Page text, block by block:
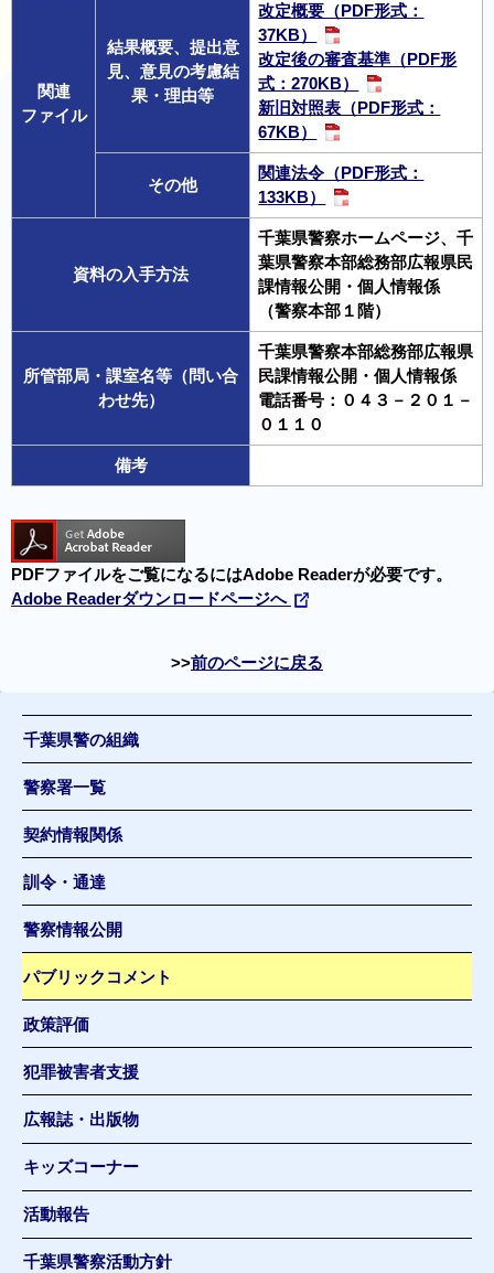
関連
ファイル
結果概要、提出意
見、意見の考慮結
果・理由等
改定概要（PDF形式：
37KB）
改定後の審査基準（PDF形
式：270KB）
新旧対照表（PDF形式：
67KB）
その他
関連法令（PDF形式：
133KB）
資料の入手方法
千葉県警察ホームページ、千
葉県警察本部総務部広報県民
課情報公開・個人情報係
（警察本部１階）
所管部局・課室名等（問い合
わせ先）
千葉県警察本部総務部広報県
民課情報公開・個人情報係
電話番号：０４３－２０１－
０１１０
備考
PDFファイルをご覧になるにはAdobe Readerが必要です。
Adobe Readerダウンロードページへ
前のページに戻る
千葉県警の組織
警察署一覧
契約情報関係
訓令・通達
警察情報公開
パブリックコメント
政策評価
犯罪被害者支援
広報誌・出版物
キッズコーナー
活動報告
千葉県警察活動方針